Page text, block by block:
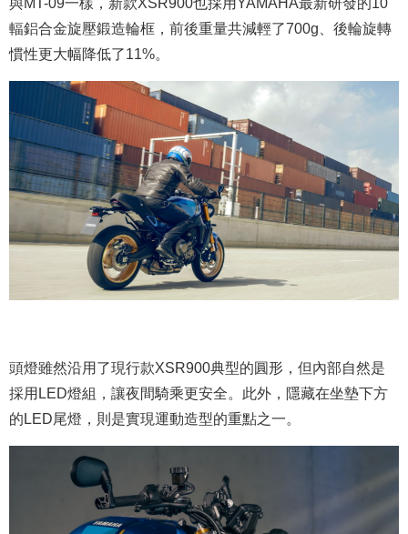
與MT-09一樣，新款XSR900也採用YAMAHA最新研發的10
輻鋁合金旋壓鍛造輪框，前後重量共減輕了700g、後輪旋轉
慣性更大幅降低了11%。
頭燈雖然沿用了現行款XSR900典型的圓形，但內部自然是
採用LED燈組，讓夜間騎乘更安全。此外，隱藏在坐墊下方
的LED尾燈，則是實現運動造型的重點之一。